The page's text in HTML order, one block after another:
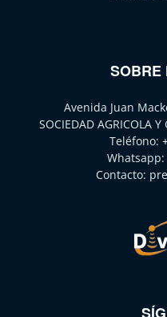
SOBRE
Avenida Juan
SOCIEDAD AGRICOLA
Teléfono:
Whatsapp:
Contacto: